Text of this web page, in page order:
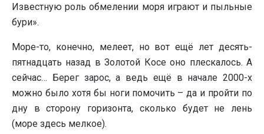
Известную роль обмелении моря играют и пыльные
бури».
Море-то, конечно, мелеет, но вот ещё лет десять-
пятнадцать назад в Золотой Косе оно плескалось. А
сейчас… Берег зарос, а ведь ещё в начале 2000-х
можно было хотя бы ноги помочить – да и пройти по
дну в сторону горизонта, сколько будет не лень
(море здесь мелкое).